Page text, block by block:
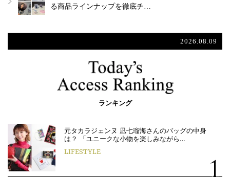
る商品ラインナップを徹底チ…
2026.08.09
ランキング
元タカラジェンヌ 凪七瑠海さんのバッグの中身
は？ 「ユニークな小物を楽しみながら…
LIFESTYLE